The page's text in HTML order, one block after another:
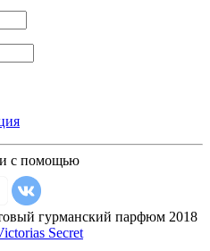
с помощью
гурманский парфюм 2018